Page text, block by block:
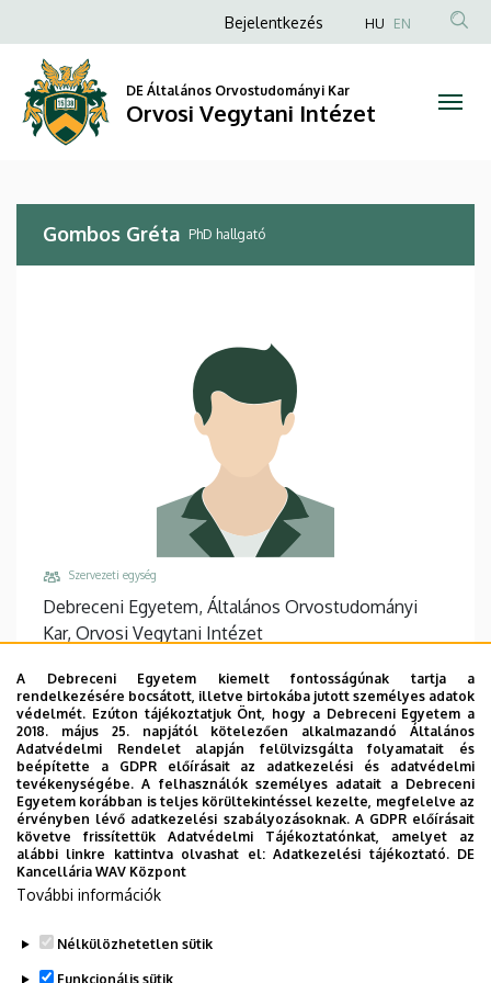
Gréta
Orvosi
Vegytani
Intézet
a
tartalomra
Anonim
fiók
menüje
Bejelentkezés HU EN
DE Általános Orvostudományi Kar
Orvosi Vegytani Intézet
Gombos Gréta PhD hallgató
Szervezeti egység
Debreceni Egyetem, Általános Orvostudományi
Kar, Orvosi Vegytani Intézet
+36 52 518 600 / 61189
Email
gombos.greta@med.unideb.hu
Cím
4032 Debrecen Egyetem tér 1
Épület, emelet, ajtó
Élettudományi labor épület
Website
A Debreceni Egyetem kiemelt fontosságúnak tartja a
rendelkezésére bocsátott, illetve birtokába jutott személyes adatok
védelmét. Ezúton tájékoztatjuk Önt, hogy a Debreceni Egyetem a
2018. május 25. napjától kötelezően alkalmazandó Általános
Adatvédelmi Rendelet alapján felülvizsgálta folyamatait és
beépítette a GDPR előírásait az adatkezelési és adatvédelmi
tevékenységébe. A felhasználók személyes adatait a Debreceni
Egyetem korábban is teljes körültekintéssel kezelte, megfelelve az
érvényben lévő adatkezelési szabályozásoknak. A GDPR előírásait
követve frissítettük Adatvédelmi Tájékoztatónkat, amelyet az
alábbi linkre kattintva olvashat el:Adatkezelési tájékoztató. DE
Kancellária WAV Központ
További információk
Nélkülözhetetlen sütik
Funkcionális sütik